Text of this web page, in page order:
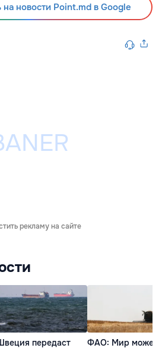
новости Point.md в Google
рекламу на сайте
передаст
ФАО: Мир может